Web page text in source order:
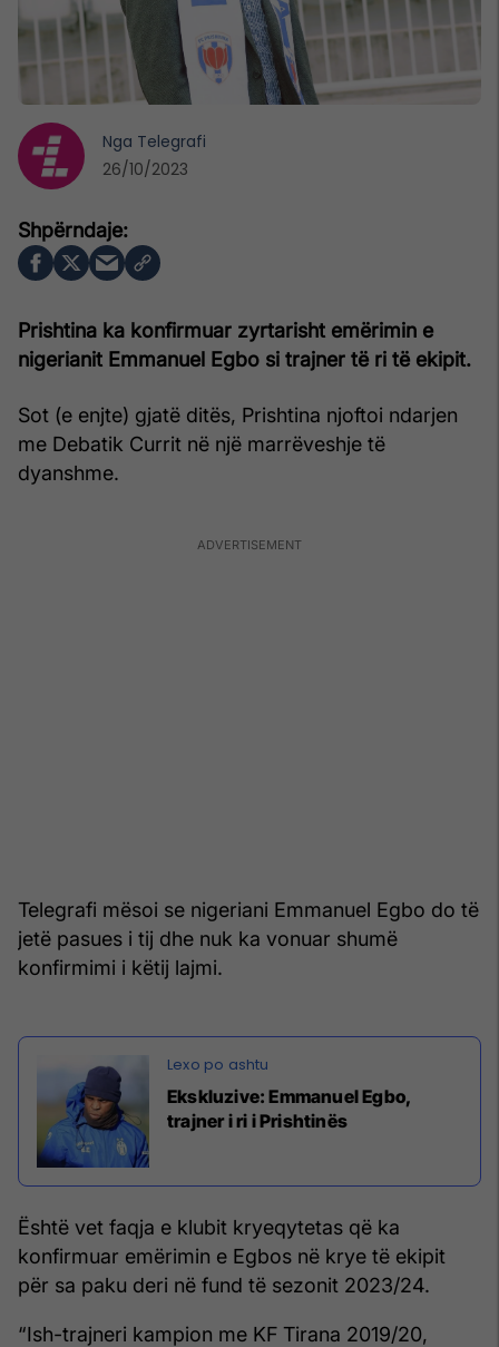
Prishtina ka konfirmuar zyrtarisht emërimin e
nigerianit Emmanuel Egbo si trajner të ri të ekipit.
Sot (e enjte) gjatë ditës, Prishtina njoftoi ndarjen
me Debatik Currit në një marrëveshje të
dyanshme.
Telegrafi mësoi se nigeriani Emmanuel Egbo do të
jetë pasues i tij dhe nuk ka vonuar shumë
konfirmimi i këtij lajmi.
Ekskluzive: Emmanuel Egbo,
trajner i ri i Prishtinës
Është vet faqja e klubit kryeqytetas që ka
konfirmuar emërimin e Egbos në krye të ekipit
për sa paku deri në fund të sezonit 2023/24.
“Ish-trajneri kampion me KF Tirana 2019/20,
Nga Telegrafi
26/10/2023